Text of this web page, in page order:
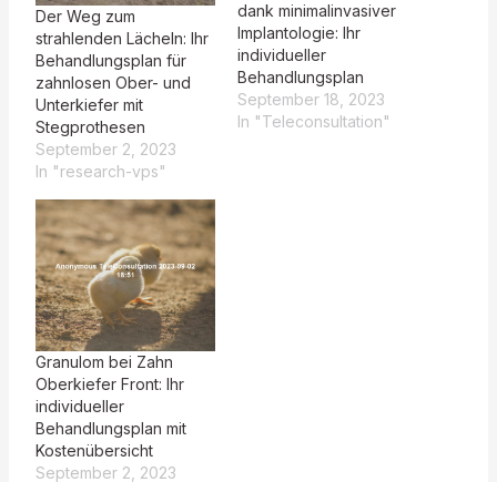
Der Weg zum
strahlenden Lächeln: Ihr
Behandlungsplan für
zahnlosen Ober- und
Unterkiefer mit
Stegprothesen
September 2, 2023
In "research-vps"
dank minimalinvasiver
Implantologie: Ihr
individueller
Behandlungsplan
September 18, 2023
In "Teleconsultation"
Granulom bei Zahn
Oberkiefer Front: Ihr
individueller
Behandlungsplan mit
Kostenübersicht
September 2, 2023